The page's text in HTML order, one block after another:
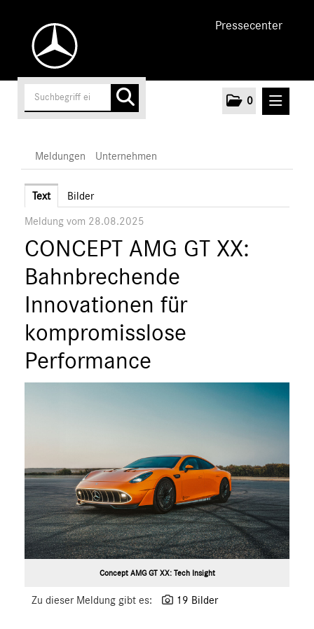
Pressecenter
0
Unternehmen
Marken & Produkte
MEDIA
ÜBER UNS
ANSPRECHPARTNER
Meldungen Unternehmen
Text Bilder
Meldung vom 28.08.2025
CONCEPT AMG GT XX:
Bahnbrechende
Innovationen für
kompromisslose
Performance
Concept AMG GT XX: Tech Insight
Zu dieser Meldung gibt es: 19 Bilder